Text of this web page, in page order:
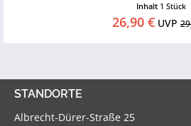
Inhalt 1 Stück
26,90 € UVP
STANDORTE
Albrecht-Dürer-Straße 25